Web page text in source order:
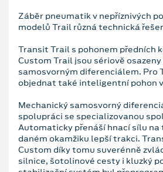
Záběr pneumatik v nepříznivých
modelů Trail různá technická
Transit Trail s pohonem předních
Custom Trail jsou sériově
samosvorným diferenciálem. Pro
objednat také inteligentní pohon
Mechanický samosvorný
spolupráci se specializovanou
Automaticky přenáší hnací sílu na
daném okamžiku lepší trakci.
Custom díky tomu suverénně
silnice, šotolinové cesty i kluzký